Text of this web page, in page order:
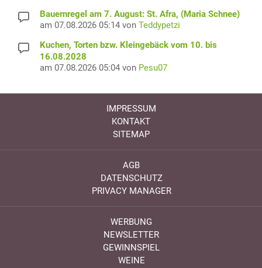
Bauernregel am 7. August: St. Afra, (Maria Schnee)
am 07.08.2026 05:14 von Teddypetzi
Kuchen, Torten bzw. Kleingebäck vom 10. bis
16.08.2028
am 07.08.2026 05:04 von Pesu07
IMPRESSUM
KONTAKT
SITEMAP
AGB
DATENSCHUTZ
PRIVACY MANAGER
WERBUNG
NEWSLETTER
GEWINNSPIEL
WEINE